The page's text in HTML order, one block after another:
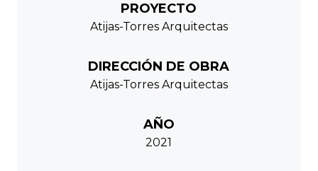
PROYECTO
Atijas-Torres Arquitectas
DIRECCIÓN DE OBRA
Atijas-Torres Arquitectas
AÑO
2021